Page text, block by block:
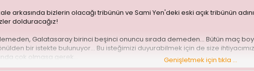
arkasında bizlerin olacağı tribünün ve Sami Yen'deki eski açık tribünün
dolduracağız!
Galatasaray birinci beşinci onuncu sırada demeden... Bütün maç
bir istekte bulunuyor... Bu isteğimizi duyurabilmek için de size
çok olmasa gerek...
Genişletmek için tıkla ...